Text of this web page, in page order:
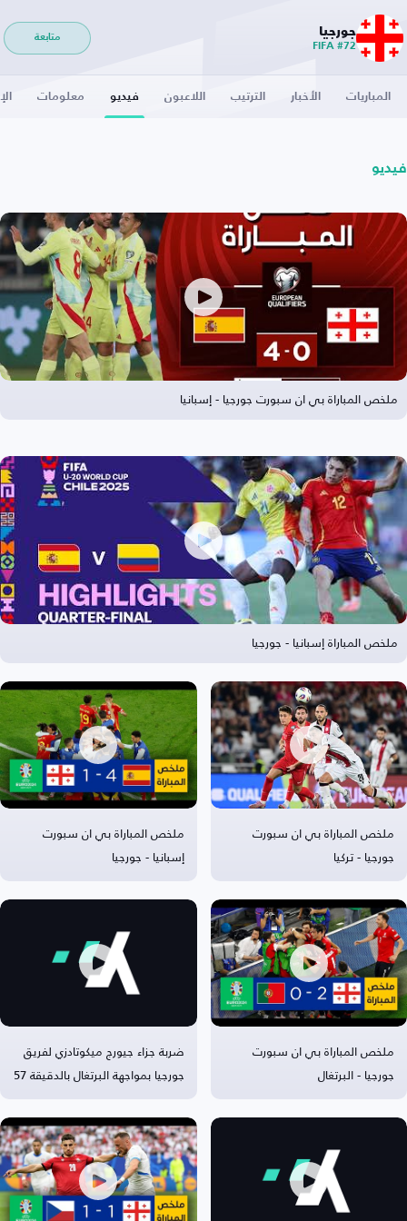
جورجيا
FIFA #72
متابعة
المباريات الأخبار الترتيب اللاعبون فيديو معلومات
فيديو
ملخص المباراة بي ان سبورت جورجيا - إسبانيا
ملخص المباراة إسبانيا - جورجيا
ملخص المباراة بي ان سبورت
جورجيا - تركيا
ملخص المباراة بي ان سبورت
إسبانيا - جورجيا
ملخص المباراة بي ان سبورت
جورجيا - البرتغال
ضربة جزاء جيورج ميكوتادزي لفريق
جورجيا بمواجهة البرتغال بالدقيقة 57